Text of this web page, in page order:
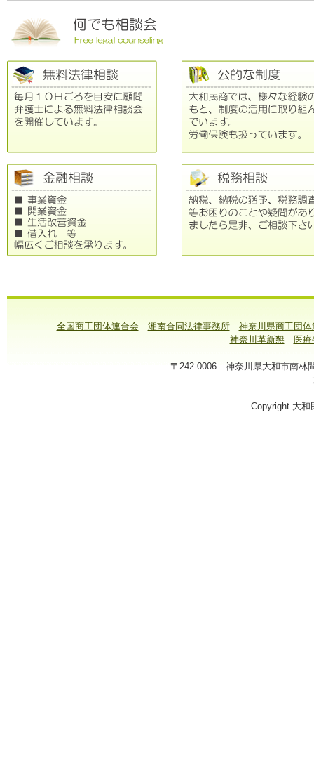
全国商工団体連合会 湘南合同法律事務所
神奈川県商工団体
神奈川革新懇
医療
〒242-0006 神奈川県大和市南林
Copyright 大和